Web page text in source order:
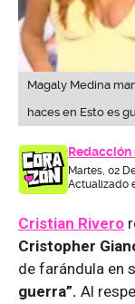
Magaly Medina
haces en Esto es
Redacción
Martes, 02
Actualizado
Cristian Rivero
Cristopher
de farándula en
guerra”. Al